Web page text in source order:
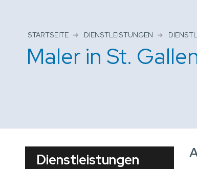
STARTSEITE DIENSTLEISTUNGEN
Maler in St.
Dienstleistungen